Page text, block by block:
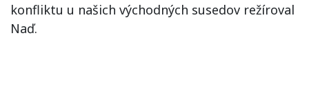
konfliktu u našich východných susedov režíroval
Naď.